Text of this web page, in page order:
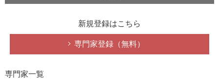
新規登録はこちら
専門家登録（無料）
専門家一覧